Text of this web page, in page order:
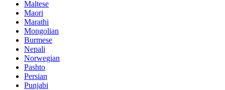
Maltese
Maori
Marathi
Mongolian
Burmese
Nepali
Norwegian
Pashto
Persian
Punjabi